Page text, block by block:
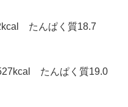
たんぱく質18.7
たんぱく質19.0